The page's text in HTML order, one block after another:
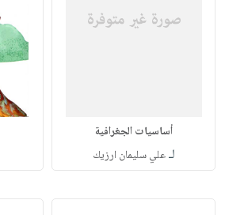
أساسيات ‏الجغرافية
لـعلي سليمان ارزيك